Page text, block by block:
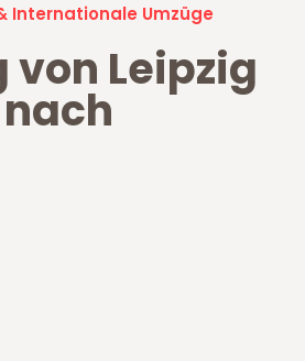
Internationale Umzüge
von Leipzig
nach